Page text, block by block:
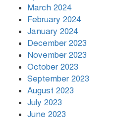
March 2024
February 2024
January 2024
December 2023
November 2023
October 2023
September 2023
August 2023
July 2023
June 2023